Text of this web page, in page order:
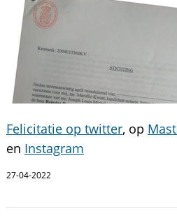
Felicitatie op twitter, op
en Instagram
27-04-2022